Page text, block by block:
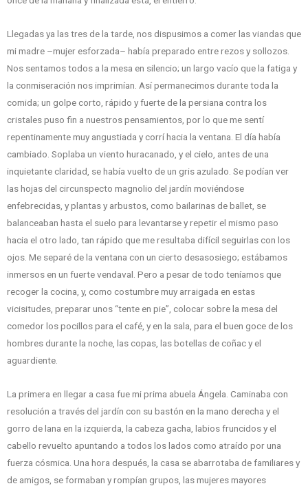
Llegadas ya las tres de la tarde, nos dispusimos a comer las viandas que
mi madre –mujer esforzada– había preparado entre rezos y sollozos.
Nos sentamos todos a la mesa en silencio; un largo vacío que la fatiga y
la conmiseración nos imprimían. Así permanecimos durante toda la
comida; un golpe corto, rápido y fuerte de la persiana contra los
cristales puso fin a nuestros pensamientos, por lo que me sentí
repentinamente muy angustiada y corrí hacia la ventana. El día había
cambiado. Soplaba un viento huracanado, y el cielo, antes de una
inquietante claridad, se había vuelto de un gris azulado. Se podían ver
las hojas del circunspecto magnolio del jardín moviéndose
enfebrecidas, y plantas y arbustos, como bailarinas de ballet, se
balanceaban hasta el suelo para levantarse y repetir el mismo paso
hacia el otro lado, tan rápido que me resultaba difícil seguirlas con los
ojos. Me separé de la ventana con un cierto desasosiego; estábamos
inmersos en un fuerte vendaval. Pero a pesar de todo teníamos que
recoger la cocina, y, como costumbre muy arraigada en estas
vicisitudes, preparar unos “tente en pie”, colocar sobre la mesa del
comedor los pocillos para el café, y en la sala, para el buen goce de los
hombres durante la noche, las copas, las botellas de coñac y el
aguardiente.
La primera en llegar a casa fue mi prima abuela Ángela. Caminaba con
resolución a través del jardín con su bastón en la mano derecha y el
gorro de lana en la izquierda, la cabeza gacha, labios fruncidos y el
cabello revuelto apuntando a todos los lados como atraído por una
fuerza cósmica. Una hora después, la casa se abarrotaba de familiares y
de amigos, se formaban y rompían grupos, las mujeres mayores